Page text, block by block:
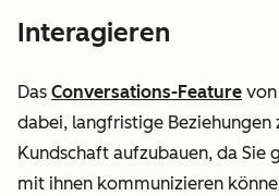
Interagieren
Das Conversations-Feature
dabei, langfristige Beziehungen
Kundschaft aufzubauen, da Sie
mit ihnen kommunizieren